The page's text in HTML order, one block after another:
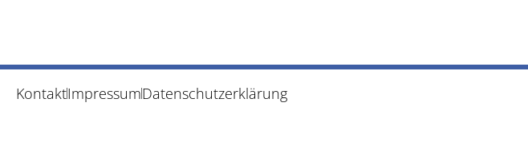
KontaktImpressumDatenschutzerklärung